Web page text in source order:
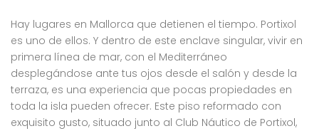
Hay lugares en Mallorca que detienen el tiempo. Portixol
es uno de ellos. Y dentro de este enclave singular, vivir en
primera línea de mar, con el Mediterráneo
desplegándose ante tus ojos desde el salón y desde la
terraza, es una experiencia que pocas propiedades en
toda la isla pueden ofrecer. Este piso reformado con
exquisito gusto, situado junto al Club Náutico de Portixol,